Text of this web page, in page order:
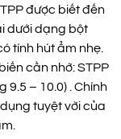
được biết đến
dưới dạng bột
tính hút ẩm nhẹ.
cần nhớ: STPP
9.5 – 10.0) . Chính
tuyệt vời của